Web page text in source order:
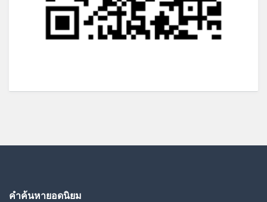
คำค้นหายอดนิยม